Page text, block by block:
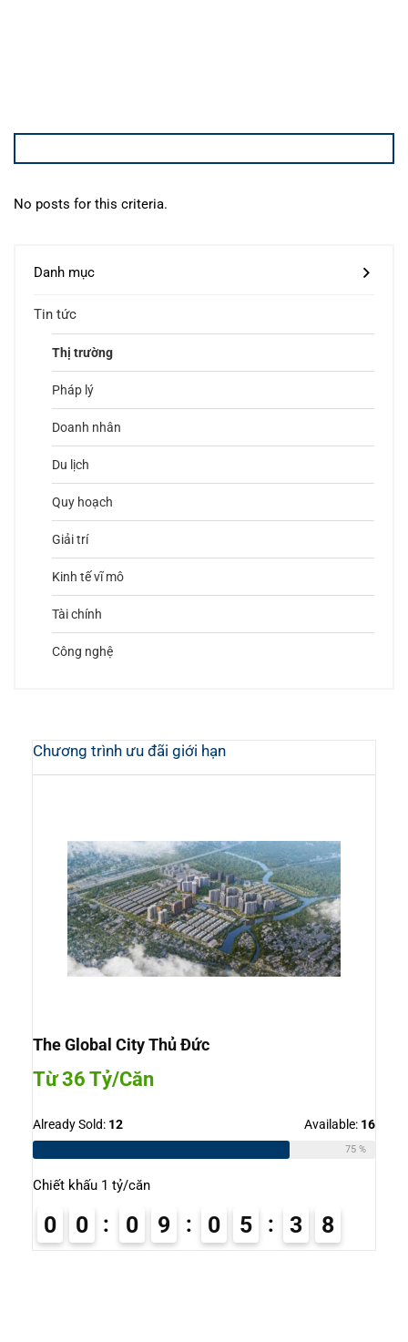
No posts for this criteria.
Danh mục
Tin tức
Thị trường
Pháp lý
Doanh nhân
Du lịch
Quy hoạch
Giải trí
Kinh tế vĩ mô
Tài chính
Công nghệ
Chương trình ưu đãi giới hạn
The Global City Thủ Đức
Từ 36 Tỷ/Căn
Already Sold: 12 Available: 16
75 %
Chiết khấu 1 tỷ/căn
0 0 0 9 0 5 3
7
8